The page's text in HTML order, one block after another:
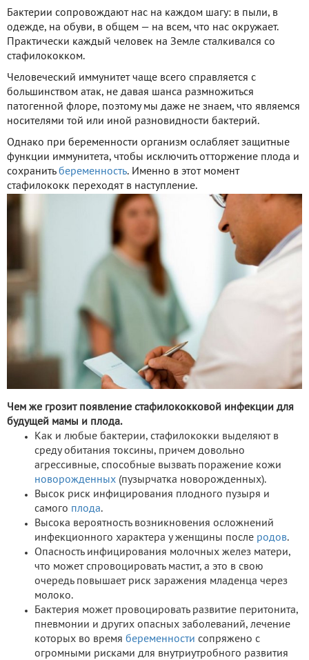
Бактерии сопровождают нас на каждом шагу: в пыли, в
одежде, на обуви, в общем — на всем, что нас окружает.
Практически каждый человек на Земле сталкивался со
стафилококком.
Человеческий иммунитет чаще всего справляется с
большинством атак, не давая шанса размножиться
патогенной флоре, поэтому мы даже не знаем, что являемся
носителями той или иной разновидности бактерий.
Однако при беременности организм ослабляет защитные
функции иммунитета, чтобы исключить отторжение плода и
сохранить беременность. Именно в этот момент
стафилококк переходят в наступление.
Чем же грозит появление стафилококковой инфекции для
будущей мамы и плода.
Как и любые бактерии, стафилококки выделяют в
среду обитания токсины, причем довольно
агрессивные, способные вызвать поражение кожи
новорожденных (пузырчатка новорожденных).
Высок риск инфицирования плодного пузыря и
самого плода.
Высока вероятность возникновения осложнений
инфекционного характера у женщины после родов.
Опасность инфицирования молочных желез матери,
что может спровоцировать мастит, а это в свою
очередь повышает риск заражения младенца через
молоко.
Бактерия может провоцировать развитие перитонита,
пневмонии и других опасных заболеваний, лечение
которых во время беременности сопряжено с
огромными рисками для внутриутробного развития